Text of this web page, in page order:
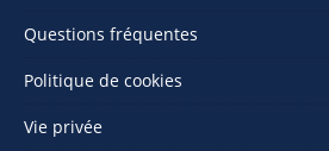
Questions fréquentes
Politique de cookies
Vie privée